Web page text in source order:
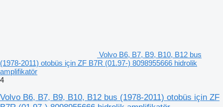
Volvo B6, B7, B9, B10, B12 bus
(1978-2011) otobüs için ZF B7R (01.97-) 8098955666 hidrolik
amplifikatör
4
Volvo B6, B7, B9, B10, B12 bus (1978-2011) otobüs için ZF